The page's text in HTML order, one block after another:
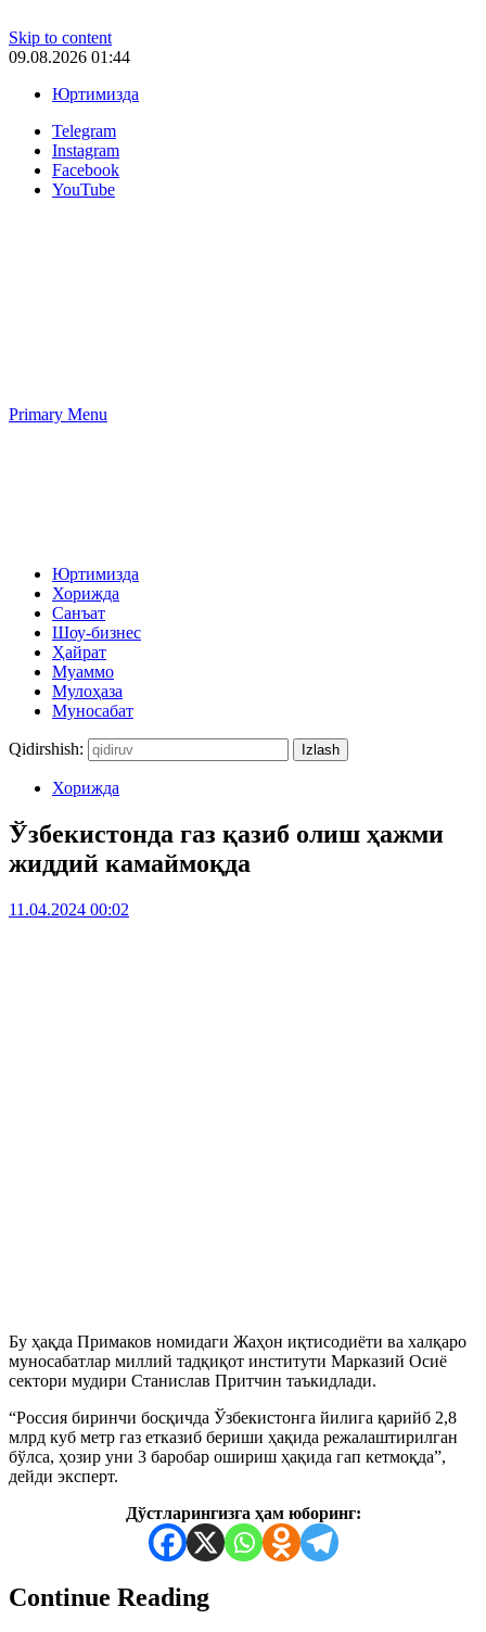
Skip to content
09.08.2026 01:44
Юртимизда
Telegram
Instagram
Facebook
YouTube
Primary Menu
Юртимизда
Хорижда
Санъат
Шоу-бизнес
Ҳайрат
Муаммо
Мулоҳаза
Муносабат
Qidirshish:
Хорижда
Ўзбекистонда газ қазиб олиш ҳажми
жиддий камаймоқда
11.04.2024 00:02
Бу ҳақда Примаков номидаги Жаҳон иқтисодиёти ва халқаро
муносабатлар миллий тадқиқот институти Марказий Осиё
сектори мудири Станислав Притчин таъкидлади.
“Россия биринчи босқичда Ўзбекистонга йилига қарийб 2,8
млрд куб метр газ етказиб бериши ҳақида режалаштирилган
бўлса, ҳозир уни 3 баробар ошириш ҳақида гап кетмоқда”,
дейди эксперт.
Дўстларингизга ҳам юборинг:
Continue Reading